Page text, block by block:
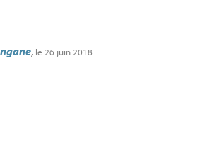
, le 26 juin 2018